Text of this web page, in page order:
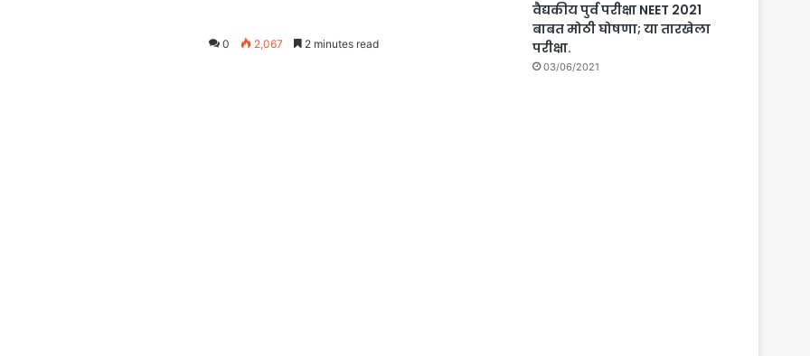
0 2,067 2 minutes read
वैद्यकीय पुर्व परीक्षा NEET 2021
बाबत मोठी घोषणा; या तारखेला
परीक्षा.
03/06/2021